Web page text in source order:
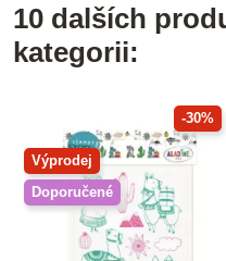
10 dalších
kategorii:
-30%
Výprodej
Doporučené